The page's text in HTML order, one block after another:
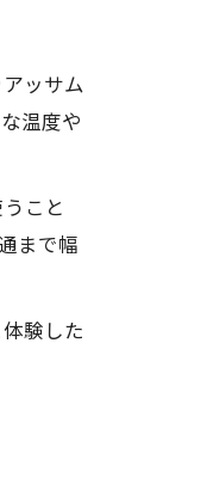
ッサム
温度や
こと
まで幅
験した